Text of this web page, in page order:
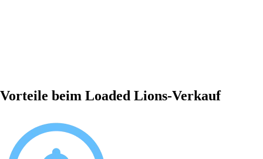
Vorteile beim Loaded Lions-Verkauf